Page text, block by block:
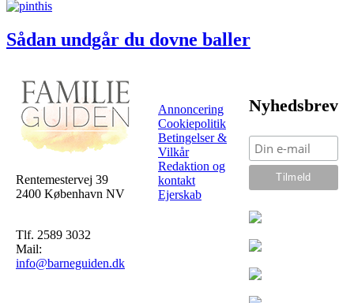
Sådan undgår du dovne baller
Rentemestervej 39
2400 København NV
Tlf. 2589 3032
Mail:
info@barneguiden.dk
Annoncering
Cookiepolitik
Betingelser &
Vilkår
Redaktion og
kontakt
Ejerskab
Nyhedsbrev